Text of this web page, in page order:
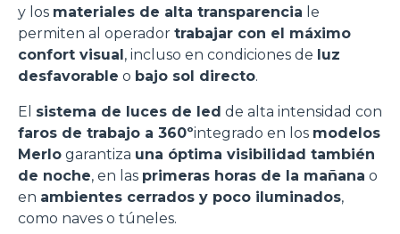
y los materiales de alta transparencia le
permiten al operador trabajar con el máximo
confort visual, incluso en condiciones de luz
desfavorable o bajo sol directo.
El sistema de luces de led de alta intensidad con
faros de trabajo a 360ºintegrado en los modelos
Merlo garantiza una óptima visibilidad también
de noche, en las primeras horas de la mañana o
en ambientes cerrados y poco iluminados,
como naves o túneles.